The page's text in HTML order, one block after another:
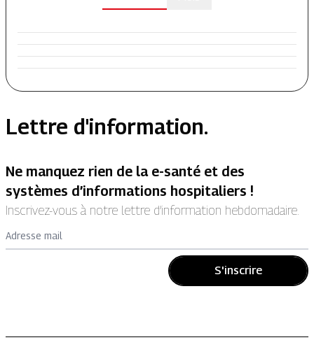
Lettre d'information.
Ne manquez rien de la e-santé et des
systèmes d’informations hospitaliers !
Inscrivez-vous à notre lettre d’information hebdomadaire.
Adresse mail
S'inscrire